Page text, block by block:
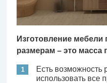
Изготовление
размерам – это масса
Есть возможность
использовать все